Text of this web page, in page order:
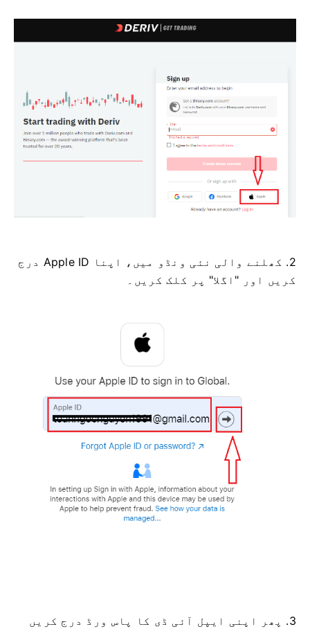
2. کھلنے والی نئی ونڈو میں، اپنا Apple ID درج
کریں اور "اگلا" پر کلک کریں۔
3. پھر اپنی ایپل آئی ڈی کا پاس ورڈ درج کریں